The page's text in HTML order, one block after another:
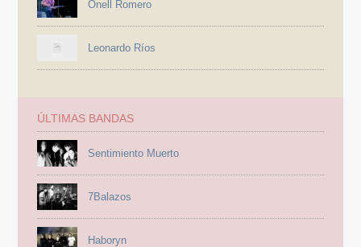
Onell Romero
Leonardo Ríos
ÚLTIMAS BANDAS
Sentimiento Muerto
7Balazos
Haboryn